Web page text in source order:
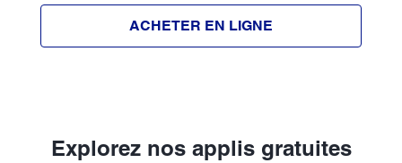
ACHETER EN LIGNE
Explorez nos applis gratuites